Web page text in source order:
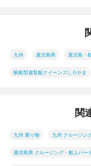
九州 鹿児島県 鹿児島・
帆船型遊覧船クイーンズしろやま
関
九州 乗り物 九州 クルージン
鹿児島県 クルージング・船上パー